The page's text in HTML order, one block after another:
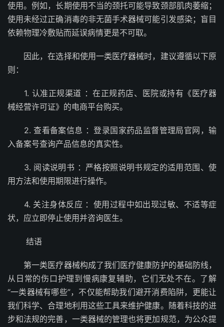
使用。例如，长期使用不当的颈托可能导致颈部肌肉萎缩；
使用未经过正确消毒的非无菌手术器械可能引发感染；盲目
依赖物理冷敷贴而延误病情更是不可取。
因此，在选择和使用一类医疗器械时，建议遵循以下原
则：
1. 认准正规渠道 ：在正规药店、医院或持有《医疗器
械经营许可证》的电商平台购买。
2. 查看备案信息 ：登录国家药品监督管理局官网，输
入备案号查询产品信息的真实性。
3. 阅读说明书 ：严格按照说明书规定的适用范围、使
用方法和使用期限进行操作。
4. 关注身体反应 ：使用过程中如出现过敏、不适等症
状，应立即停止使用并咨询医生。
结语
第一类医疗器械构成了我们医疗健康防护的基础防线，
从日常的伤口护理到慢病康复辅助，它们无处不在。了解
“一类器械有哪些”，不仅能帮助我们避开消费陷阱，更能让
我们科学、合理地利用这些工具来维护健康。随着科技的进
步和法规的完善，一类器械的管理也将更加规范，为公众提